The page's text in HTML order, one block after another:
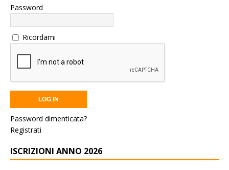
Password
Ricordami
Password dimenticata?
Registrati
ISCRIZIONI ANNO 2026